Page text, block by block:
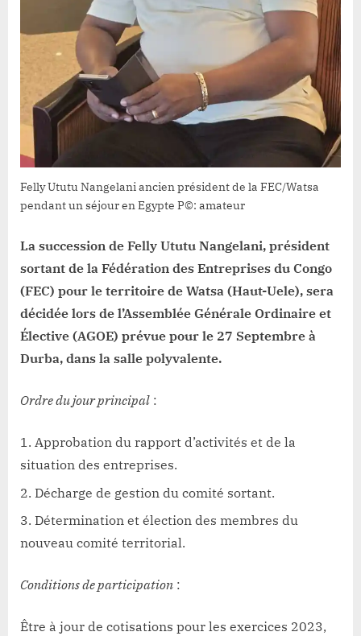
Felly Ututu Nangelani ancien président de la FEC/Watsa
pendant un séjour en Egypte P©: amateur
La succession de Felly Ututu Nangelani, président
sortant de la Fédération des Entreprises du Congo
(FEC) pour le territoire de Watsa (Haut-Uele), sera
décidée lors de l’Assemblée Générale Ordinaire et
Élective (AGOE) prévue pour le 27 Septembre à
Durba, dans la salle polyvalente.
Ordre du jour principal :
Approbation du rapport d’activités et de la
situation des entreprises.
Décharge de gestion du comité sortant.
Détermination et élection des membres du
nouveau comité territorial.
Conditions de participation :
Être à jour de cotisations pour les exercices 2023,